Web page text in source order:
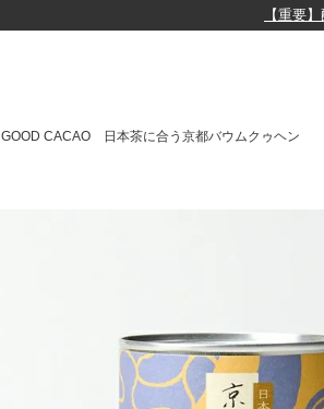
【重要
GOOD CACAO 日本茶に合う京都バウムクゥヘン